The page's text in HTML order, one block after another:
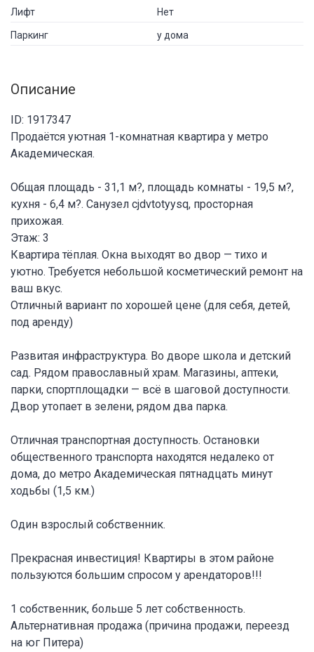
Лифт Нет
Паркинг у дома
Описание
ID: 1917347
Продаётся уютная 1-комнатная квартира у метро
Академическая.
Общая площадь - 31,1 м?, площадь комнаты - 19,5 м?,
кухня - 6,4 м?. Санузел cjdvtotyysq, просторная
прихожая.
Этаж: 3
Квартира тёплая. Окна выходят во двор — тихо и
уютно. Требуется небольшой косметический ремонт на
ваш вкус.
Отличный вариант по хорошей цене (для себя, детей,
под аренду)
Развитая инфраструктура. Во дворе школа и детский
сад. Рядом православный храм. Магазины, аптеки,
парки, спортплощадки — всё в шаговой доступности.
Двор утопает в зелени, рядом два парка.
Отличная транспортная доступность. Остановки
общественного транспорта находятся недалеко от
дома, до метро Академическая пятнадцать минут
ходьбы (1,5 км.)
Один взрослый собственник.
Прекрасная инвестиция! Квартиры в этом районе
пользуются большим спросом у арендаторов!!!
1 собственник, больше 5 лет собственность.
Альтернативная продажа (причина продажи, переезд
на юг Питера)